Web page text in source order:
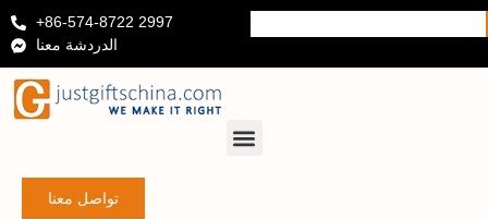
+86-574-8722 2997
الدردشة معنا
تواصل معنا